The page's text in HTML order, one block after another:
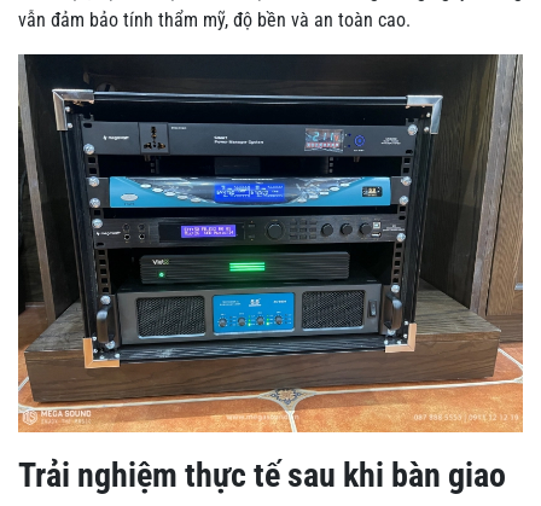
vẫn đảm bảo tính thẩm mỹ, độ bền và an toàn cao.
Trải nghiệm thực tế sau khi bàn giao